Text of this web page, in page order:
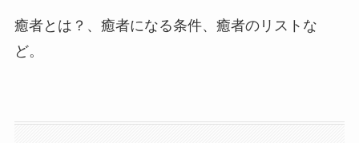
癒者とは？、癒者になる条件、癒者のリストな
ど。